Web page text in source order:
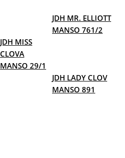
JDH MR. ELLIOTT
MANSO 761/2
JDH MISS
CLOVA
MANSO 29/1
JDH LADY CLOV
MANSO 891